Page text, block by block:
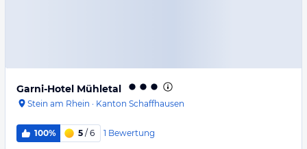
Garni-Hotel Mühletal
Stein am Rhein · Kanton Schaffhausen
100% 5 / 6 1 Bewertung